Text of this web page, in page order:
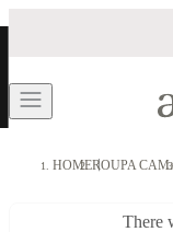
HOMEROUPA
There